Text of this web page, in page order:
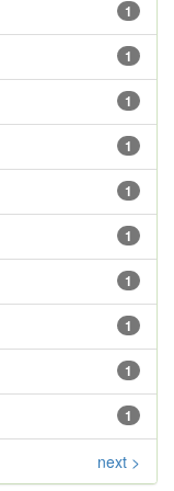
1
1
1
1
1
1
1
1
1
1
next >